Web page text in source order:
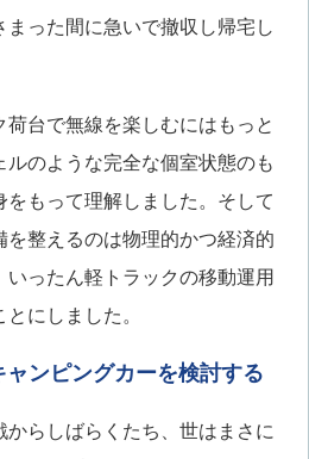
った間に急いで撤収し帰宅し
荷台で無線を楽しむにはもっと
のような完全な個室状態のも
もって理解しました。そして
を整えるのは物理的かつ経済的
ったん軽トラックの移動運用
にしました。
ンピングカーを検討する
らしばらくたち、世はまさに